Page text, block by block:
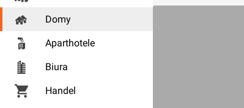
Domy
Aparthotele
Biura
Handel